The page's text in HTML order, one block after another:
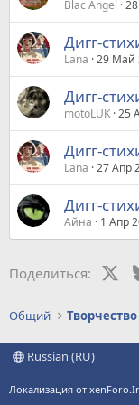
Blac Angel
Дигг-
Lana 29 Май
Дигг-
motoLUK 25
Дигг-
Lana 27 Апр
Дигг-
Айна 1 Апр
Поделиться:
Общий Творчество
Russian (RU)
Локализация от